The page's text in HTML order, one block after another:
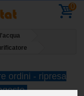
0
ordini - ripresa